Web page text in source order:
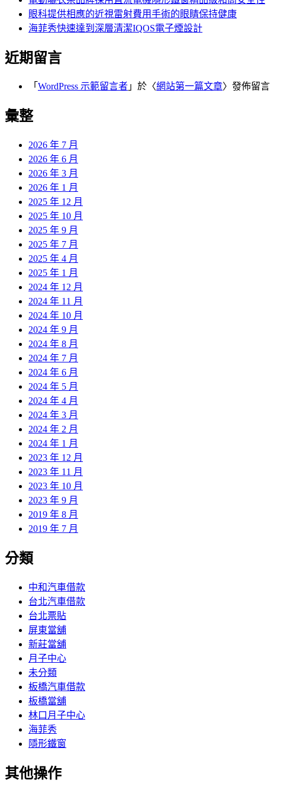
眼科提供相應的近視雷射費用手術的眼睛保持健康
海菲秀快速達到深層清潔IQOS電子煙設計
近期留言
「 WordPress 示範留言者 」於〈網站第一篇文章〉發佈留言
彙整
2026 年 7 月
2026 年 6 月
2026 年 3 月
2026 年 1 月
2025 年 12 月
2025 年 10 月
2025 年 9 月
2025 年 7 月
2025 年 4 月
2025 年 1 月
2024 年 12 月
2024 年 11 月
2024 年 10 月
2024 年 9 月
2024 年 8 月
2024 年 7 月
2024 年 6 月
2024 年 5 月
2024 年 4 月
2024 年 3 月
2024 年 2 月
2024 年 1 月
2023 年 12 月
2023 年 11 月
2023 年 10 月
2023 年 9 月
2019 年 8 月
2019 年 7 月
分類
中和汽車借款
台北汽車借款
台北票貼
屏東當舖
新莊當舖
月子中心
未分類
板橋汽車借款
板橋當舖
林口月子中心
海菲秀
隱形鐵窗
其他操作